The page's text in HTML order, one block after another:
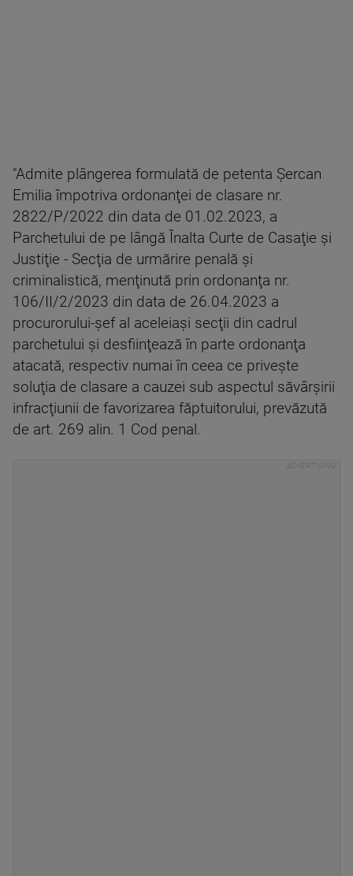
"Admite plângerea formulată de petenta Şercan
Emilia împotriva ordonanţei de clasare nr.
2822/P/2022 din data de 01.02.2023, a
Parchetului de pe lângă Înalta Curte de Casaţie şi
Justiţie - Secţia de urmărire penală şi
criminalistică, menţinută prin ordonanţa nr.
106/II/2/2023 din data de 26.04.2023 a
procurorului-şef al aceleiaşi secţii din cadrul
parchetului şi desfiinţează în parte ordonanţa
atacată, respectiv numai în ceea ce priveşte
soluţia de clasare a cauzei sub aspectul săvârşirii
infracţiunii de favorizarea făptuitorului, prevăzută
de art. 269 alin. 1 Cod penal.